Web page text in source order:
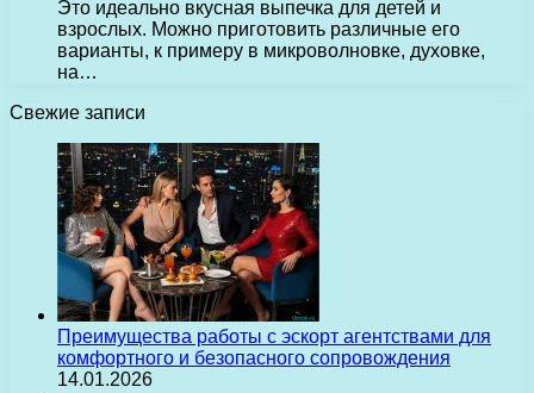
Это идеально вкусная выпечка для детей и
взрослых. Можно приготовить различные его
варианты, к примеру в микроволновке, духовке,
на…
Свежие записи
Преимущества работы с эскорт агентствами для
комфортного и безопасного сопровождения
14.01.2026